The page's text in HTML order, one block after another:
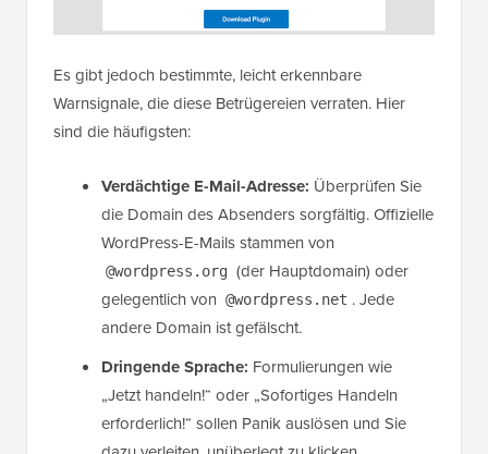
Es gibt jedoch bestimmte, leicht erkennbare
Warnsignale, die diese Betrügereien verraten. Hier
sind die häufigsten:
Verdächtige E-Mail-Adresse: Überprüfen Sie
die Domain des Absenders sorgfältig. Offizielle
WordPress-E-Mails stammen von
@wordpress.org (der Hauptdomain) oder
gelegentlich von @wordpress.net . Jede
andere Domain ist gefälscht.
Dringende Sprache: Formulierungen wie
„Jetzt handeln!“ oder „Sofortiges Handeln
erforderlich!“ sollen Panik auslösen und Sie